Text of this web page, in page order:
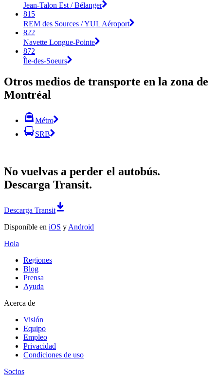
Jean-Talon Est / Bélanger
815
REM des Sources / YUL Aéroport
822
Navette Longue-Pointe
872
Île-des-Soeurs
Otros medios de transporte en la zona de
Montréal
Métro
SRB
No vuelvas a perder el autobús.
Descarga Transit.
Descarga Transit
Disponible en iOS y Android
Hola
Regiones
Blog
Prensa
Ayuda
Acerca de
Visión
Equipo
Empleo
Privacidad
Condiciones de uso
Socios